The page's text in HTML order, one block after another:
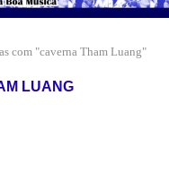
com "caverna Tham Luang"
LUANG